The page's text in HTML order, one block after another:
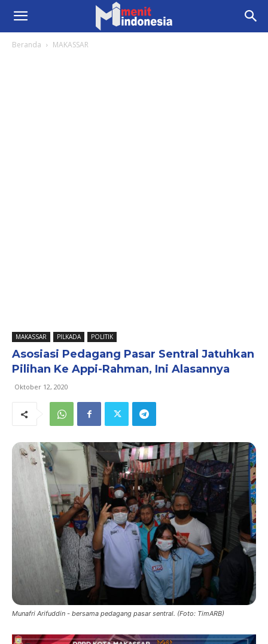
Beranda MAKASSAR
MAKASSAR PILKADA POLITIK
Asosiasi Pedagang Pasar Sentral Jatuhkan
Pilihan Ke Appi-Rahman, Ini Alasannya
Oktober 12, 2020
Munafri Arifuddin - bersama pedagang pasar sentral. (Foto: TimARB)